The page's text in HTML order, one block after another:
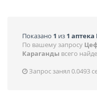
Показано 1 из 1
По вашему запросу
Караганды всего
Запрос занял 0.0493